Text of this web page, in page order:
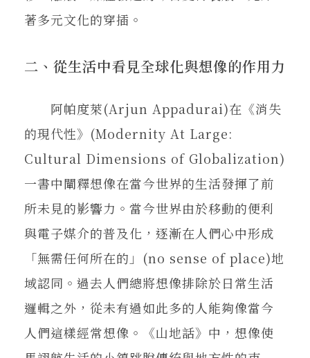
著多元文化的穿插。
二、從生活中看見全球化與想像的作用力
阿帕度萊(Arjun Appadurai)在《消失
的現代性》(Modernity At Large:
Cultural Dimensions of Globalization)
一書中闡釋想像在當今世界的生活發揮了前
所未見的影響力。當今世界由於移動的便利
與電子媒介的普及化，逐漸在人們心中形成
「無需任何所在的」(no sense of place)地
域認同。過去人們總將想像排除於日常生活
邏輯之外，從未有過如此多的人能夠像當今
人們這樣經常想像。《山地話》中，想像使